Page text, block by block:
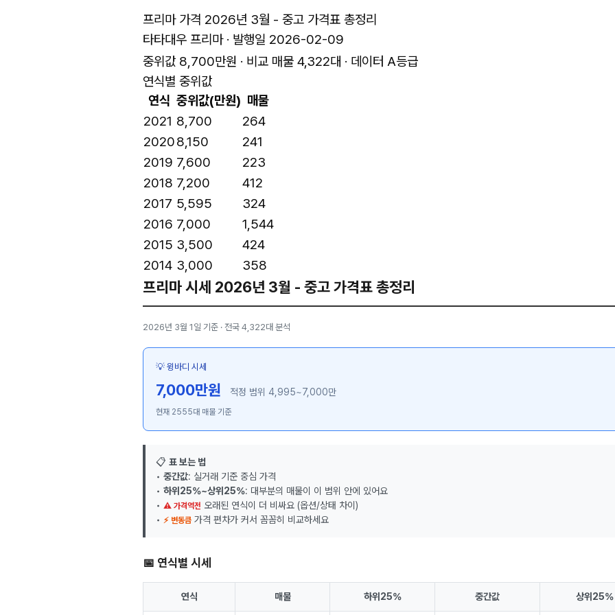
프리마 가격 2026년 3월 - 중고 가격표 총정리
타타대우 프리마 · 발행일 2026-02-09
중위값 8,700만원 · 비교 매물 4,322대 · 데이터 A등급
연식별 중위값
연식 중위값(만원) 매물
2021 8,700
264
20208,150
241
2019 7,600
223
2018 7,200
412
2017 5,595
324
2016 7,000
1,544
2015 3,500
424
2014 3,000 358
프리마 시세 2026년 3월 - 중고 가격표 총정리
2026년 3월 1일 기준 · 전국 4,322대 분석
💡 윙바디 시세
7,000만원 적정 범위 4,995~7,000만
현재 2555대 매물 기준
📋 표 보는 법
• 중간값: 실거래 기준 중심 가격
• 하위25%~상위25%: 대부분의 매물이 이 범위 안에 있어요
• ⚠ 가격역전 오래된 연식이 더 비싸요 (옵션/상태 차이)
• ⚡ 변동큼 가격 편차가 커서 꼼꼼히 비교하세요
📅 연식별 시세
연식 매물 하위25% 중간값 상위25%